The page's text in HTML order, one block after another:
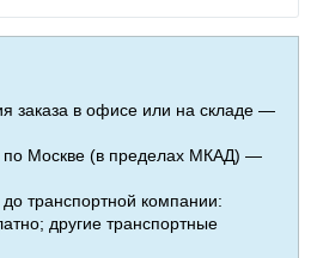
заказа в офисе или на складе —
по Москве (в пределах МКАД) —
транспортной компании:
другие транспортные